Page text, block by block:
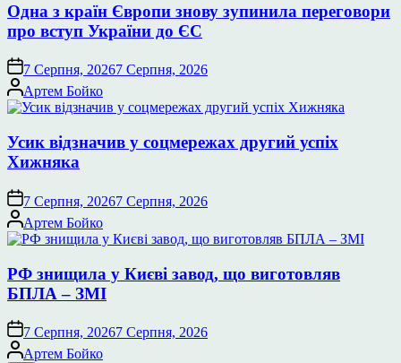
Одна з країн Європи знову зупинила переговори
про вступ України до ЄС
7 Серпня, 20267 Серпня, 2026
Опубліковано
Артем Бойко
Усик відзначив у соцмережах другий успіх
Хижняка
7 Серпня, 20267 Серпня, 2026
Опубліковано
Артем Бойко
РФ знищила у Києві завод, що виготовляв
БПЛА – ЗМІ
7 Серпня, 20267 Серпня, 2026
Опубліковано
Артем Бойко